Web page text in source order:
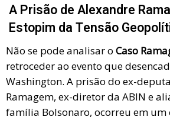
A Prisão de Alexandre
Estopim da Tensão
Não se pode analisar o Caso
retroceder ao evento que
Washington. A prisão do ex-
Ramagem, ex-diretor da ABIN e
família Bolsonaro, ocorreu em um